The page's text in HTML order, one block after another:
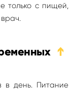
только с пищей,
➔
в день. Питание